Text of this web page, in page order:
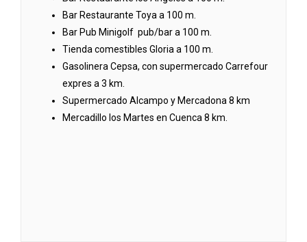
Bar Restaurante Toya a 100 m.
Bar Pub Minigolf pub/bar a 100 m.
Tienda comestibles Gloria a 100 m.
Gasolinera Cepsa, con supermercado Carrefour
expres a 3 km.
Supermercado Alcampo y Mercadona 8 km
Mercadillo los Martes en Cuenca 8 km.